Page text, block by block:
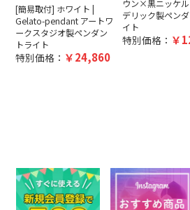
[簡易取付] ホワイト |
Gelato-pendant アートワ
ークスタジオ製ペンダン
トライト
特別価格： 24,860
ウン×黒ニッケ
デリック製ペン
イト
特別価格：